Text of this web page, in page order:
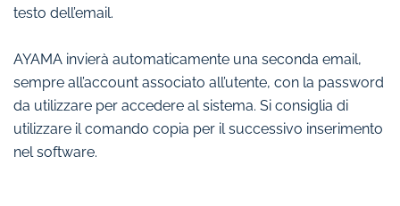
testo dell’email.
AYAMA invierà automaticamente una seconda email,
sempre all’account associato all’utente, con la password
da utilizzare per accedere al sistema. Si consiglia di
utilizzare il comando copia per il successivo inserimento
nel software.